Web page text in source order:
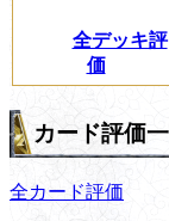
全デッキ評
価
カード評価
全カード評価